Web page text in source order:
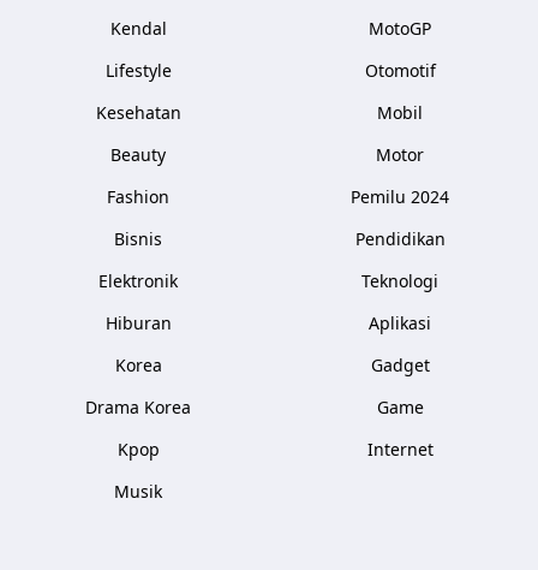
Kendal
Lifestyle
Kesehatan
Beauty
Fashion
Bisnis
Elektronik
Hiburan
Korea
Drama Korea
Kpop
Musik
MotoGP
Otomotif
Mobil
Motor
Pemilu 2024
Pendidikan
Teknologi
Aplikasi
Gadget
Game
Internet